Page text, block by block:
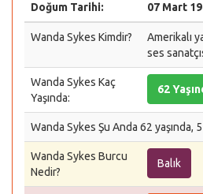
Doğum Tarihi:
07 Mart
Wanda Sykes Kimdir?
Amerikalı
ses
Wanda Sykes Kaç
Yaşında:
62
Wanda Sykes Şu Anda 62 yaşında,
Wanda Sykes Burcu
Nedir?
Balık